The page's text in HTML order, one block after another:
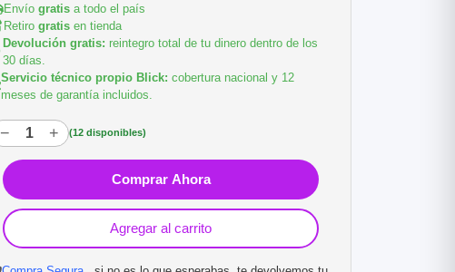
Modulo iPhone 13 Pro
Envío gratis
$230.300
$164.500
Envío gratis a todo el país
Retiro gratis en tienda
Devolución gratis: reintegro total de tu dinero dentro de los
30 días.
Servicio técnico propio Blick: cobertura nacional y 12
meses de garantía incluidos.
− + (12 disponibles)
Comprar Ahora
Agregar al carrito